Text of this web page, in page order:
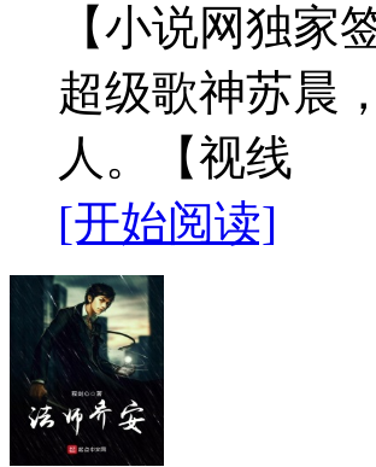
【小说网独家
超级歌神苏晨
人。【视线
[开始阅读]